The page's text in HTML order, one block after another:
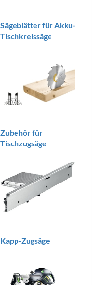
Sägeblätter für Akku-
Tischkreissäge
Zubehör für
Tischzugsäge
Kapp-Zugsäge